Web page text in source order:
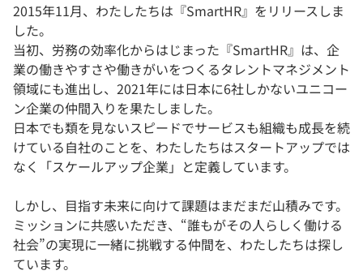
2015年11月、わたしたちは『SmartHR』をリリースしま
した。
当初、労務の効率化からはじまった『SmartHR』は、企
業の働きやすさや働きがいをつくるタレントマネジメント
領域にも進出し、2021年には日本に6社しかないユニコー
ン企業の仲間入りを果たしました。
日本でも類を見ないスピードでサービスも組織も成長を続
けている自社のことを、わたしたちはスタートアップでは
なく「スケールアップ企業」と定義しています。
しかし、目指す未来に向けて課題はまだまだ山積みです。
ミッションに共感いただき、“誰もがその人らしく働ける
社会”の実現に一緒に挑戦する仲間を、わたしたちは探し
ています。